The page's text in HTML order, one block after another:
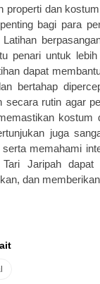
properti dan
bagi para
Latihan
penari untuk
dapat
bertahap
secara rutin agar
kostum
juga
memahami
Tari Jaripah
dan